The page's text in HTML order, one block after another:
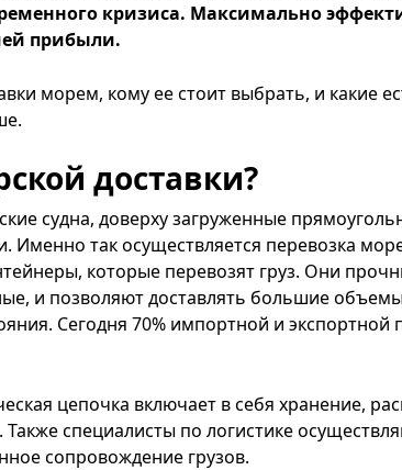
кризиса. Максимально
прибыли.
морем, кому ее стоит выбрать, и какие
доставки?
судна, доверху загруженные
Именно так осуществляется перевозка
которые перевозят груз. Они
и позволяют доставлять большие
Сегодня 70% импортной и экспортной
цепочка включает в себя хранение,
Также специалисты по логистике
сопровождение грузов.